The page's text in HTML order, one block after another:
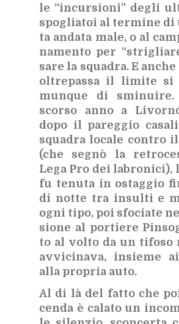
le “in­cur­sio­ni” de­gli
spo­glia­toi al ter­mi­ne
ta an­da­ta male, o al
na­men­to per
sa­re la squa­dra. E
ol­tre­pas­sa il li­mi­te si
mun­que di smi­nui­re.
scor­so anno a
dopo il pa­reg­gio
squa­dra lo­ca­le con­tro
(che se­gnò la
Lega Pro dei la­bro­ni­ci),
fu te­nu­ta in ostag­gio
di not­te tra in­sul­ti e
ogni tipo, poi sfo­cia­te
sio­ne al por­tie­re
to al vol­to da un ti­fo­so
av­vi­ci­na­va, in­sie­me
alla pro­pria auto.
Al di là del fat­to che
cen­da è ca­la­to un